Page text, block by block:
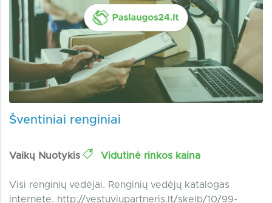
Šventiniai renginiai
Vaikų Nuotykis Vidutinė rinkos kaina
Visi renginių vedėjai. Renginių vedėjų katalogas
internete. http://vestuviupartneris.lt/skelb/10/99-